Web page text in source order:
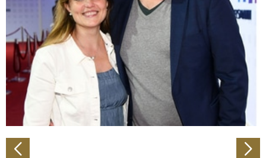
Wir verwenden Cookies, um Inhalte und Anzeigen zu
personalisieren, Funktionen für soziale Medien anbieten
zu können und die Zugriffe auf unsere Website zu
analysieren. Außerdem geben wir Informationen zu Ihrer
Verwendung unserer Website an unsere Partner für
soziale Medien, Werbung und Analysen weiter. Unsere
Partner führen diese Informationen möglicherweise mit
weiteren Daten zusammen, die Sie ihnen bereitgestellt
gesammelt haben.